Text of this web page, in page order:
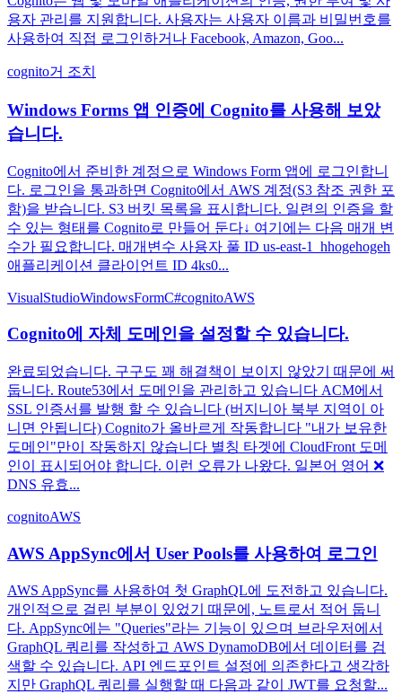
용자 관리를 지원합니다. 사용자는 사용자 이름과 비밀번호를
사용하여 직접 로그인하거나 Facebook, Amazon, Goo...
cognito거 조치
Windows Forms 앱 인증에 Cognito를 사용해 보았
습니다.
Cognito에서 준비한 계정으로 Windows Form 앱에 로그인합니
다. 로그인을 통과하면 Cognito에서 AWS 계정(S3 참조 권한 포
함)을 받습니다. S3 버킷 목록을 표시합니다. 일련의 인증을 할
수 있는 형태를 Cognito로 만들어 둔다↓ 여기에는 다음 매개 변
수가 필요합니다. 매개변수 사용자 풀 ID us-east-1_hhogehogeh
애플리케이션 클라이언트 ID 4ks0...
VisualStudioWindowsFormC#cognitoAWS
Cognito에 자체 도메인을 설정할 수 있습니다.
완료되었습니다. 구구도 꽤 해결책이 보이지 않았기 때문에 써
둡니다. Route53에서 도메인을 관리하고 있습니다 ACM에서
SSL 인증서를 발행 할 수 있습니다 (버지니아 북부 지역이 아
니면 안됩니다) Cognito가 올바르게 작동합니다 "내가 보유한
도메인"만이 작동하지 않습니다 별칭 타겟에 CloudFront 도메
인이 표시되어야 합니다. 이런 오류가 나왔다. 일본어 영어 ❌
DNS 유효...
cognitoAWS
AWS AppSync에서 User Pools를 사용하여 로그인
AWS AppSync를 사용하여 첫 GraphQL에 도전하고 있습니다.
개인적으로 걸린 부분이 있었기 때문에, 노트로서 적어 둡니
다. AppSync에는 "Queries"라는 기능이 있으며 브라우저에서
GraphQL 쿼리를 작성하고 AWS DynamoDB에서 데이터를 검
색할 수 있습니다. API 엔드포인트 설정에 의존한다고 생각하
지만 GraphQL 쿼리를 실행할 때 다음과 같이 JWT를 요청할...